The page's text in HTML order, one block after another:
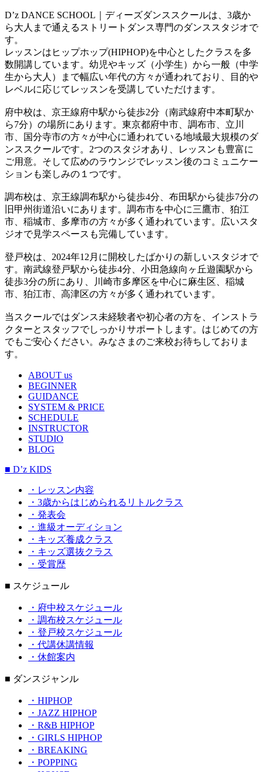
D’z DANCE SCHOOL｜ディーズダンススクールは、3歳か
ら大人まで通えるストリートダンス専門のダンススタジオで
す。
レッスンはヒップホップ(HIPHOP)を中心としたクラスを多
数開講しています。幼児やキッズ（小学生）から一般（中学
生から大人）まで幅広い年代の方々が通われており、目的や
レベルに応じてレッスンを受講していただけます。
府中校は、京王線府中駅から徒歩2分（南武線府中本町駅か
ら7分）の場所にあります。東京都府中市、調布市、立川
市、国分寺市の方々が中心に通われている地域最大規模のダ
ンススクールです。2つのスタジオあり、レッスンも豊富に
ご用意。そして広めのラウンジでレッスン後のコミュニケー
ションも楽しみの１つです。
調布校は、京王線調布駅から徒歩4分、布田駅から徒歩7分の
旧甲州街道沿いにあります。調布市を中心に三鷹市、狛江
市、稲城市、多摩市の方々が多く通われています。広いスタ
ジオで見学スペースも完備しています。
登戸校は、2024年12月に開校したばかりの新しいスタジオで
す。南武線登戸駅から徒歩4分、小田急線向ヶ丘遊園駅から
徒歩3分の所にあり、川崎市多摩区を中心に麻生区、稲城
市、狛江市、高津区の方々が多く通われています。
当スクールではダンス未経験者や初心者の方を、インストラ
クターとスタッフでしっかりサポートします。はじめての方
でもご安心ください。みなさまのご来校お待ちしておりま
す。
ABOUT us
BEGINNER
GUIDANCE
SYSTEM & PRICE
SCHEDULE
INSTRUCTOR
STUDIO
BLOG
■ D’z KIDS
・レッスン内容
・3歳からはじめられるリトルクラス
・発表会
・進級オーディション
・キッズ養成クラス
・キッズ選抜クラス
・受賞歴
■ スケジュール
・府中校スケジュール
・調布校スケジュール
・登戸校スケジュール
・代講休講情報
・休館案内
■ ダンスジャンル
・HIPHOP
・JAZZ HIPHOP
・R&B HIPHOP
・GIRLS HIPHOP
・BREAKING
・POPPING